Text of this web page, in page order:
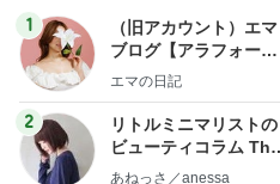
1
（旧アカウント）エマ
ブログ【アラフォー会
社売却セカンドライ
エマの日記
2
リトルミニマリストの
ビューティコラム The
little minimalist's bea
あねっさ／anessa